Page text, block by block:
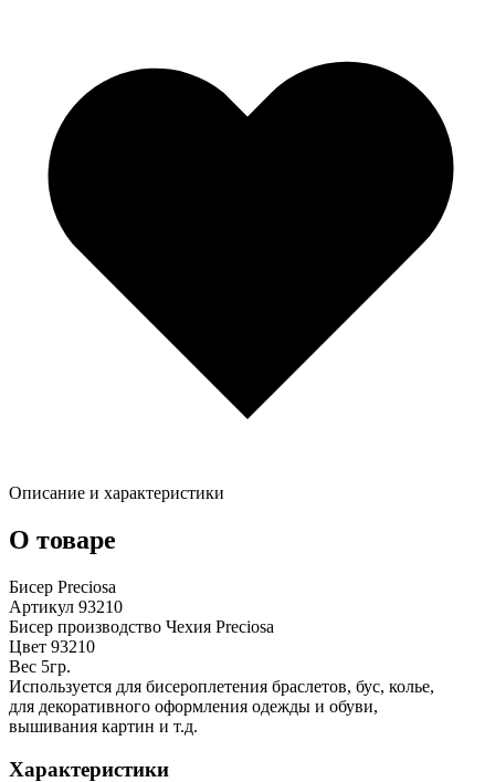
Описание и характеристики
О товаре
Бисер Preciosa
Артикул 93210
Бисер производство Чехия Preciosa
Цвет 93210
Вес 5гр.
Используется для бисероплетения браслетов, бус, колье,
для декоративного оформления одежды и обуви,
вышивания картин и т.д.
Характеристики